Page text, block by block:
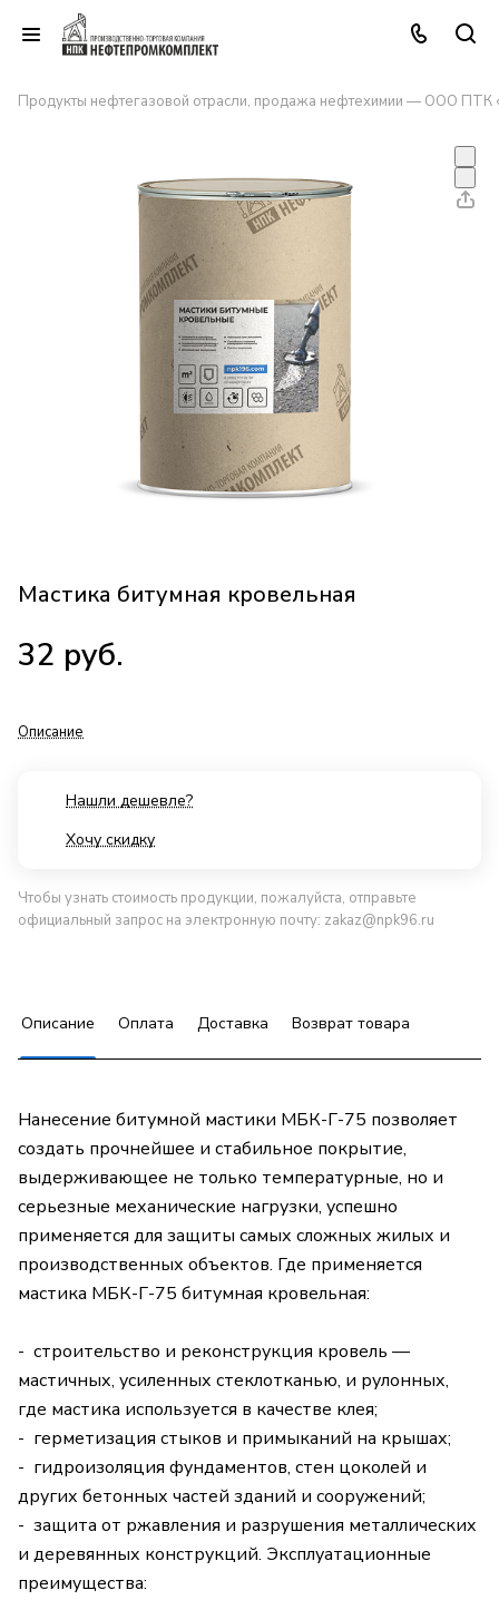
Продукты нефтегазовой отрасли, продажа нефтехимии — ООО ПТК
Мастика битумная кровельная
32 руб.
Описание
Нашли дешевле?
Хочу скидку
Чтобы узнать стоимость продукции, пожалуйста, отправьте
официальный запрос на электронную почту: zakaz@npk96.ru
Описание Оплата Доставка Возврат товара
Нанесение битумной мастики МБК-Г-75 позволяет
создать прочнейшее и стабильное покрытие,
выдерживающее не только температурные, но и
серьезные механические нагрузки, успешно
применяется для защиты самых сложных жилых и
производственных объектов. Где применяется
мастика МБК-Г-75 битумная кровельная:
- строительство и реконструкция кровель —
мастичных, усиленных стеклотканью, и рулонных,
где мастика используется в качестве клея;
- герметизация стыков и примыканий на крышах;
- гидроизоляция фундаментов, стен цоколей и
других бетонных частей зданий и сооружений;
- защита от ржавления и разрушения металлических
и деревянных конструкций. Эксплуатационные
преимущества: